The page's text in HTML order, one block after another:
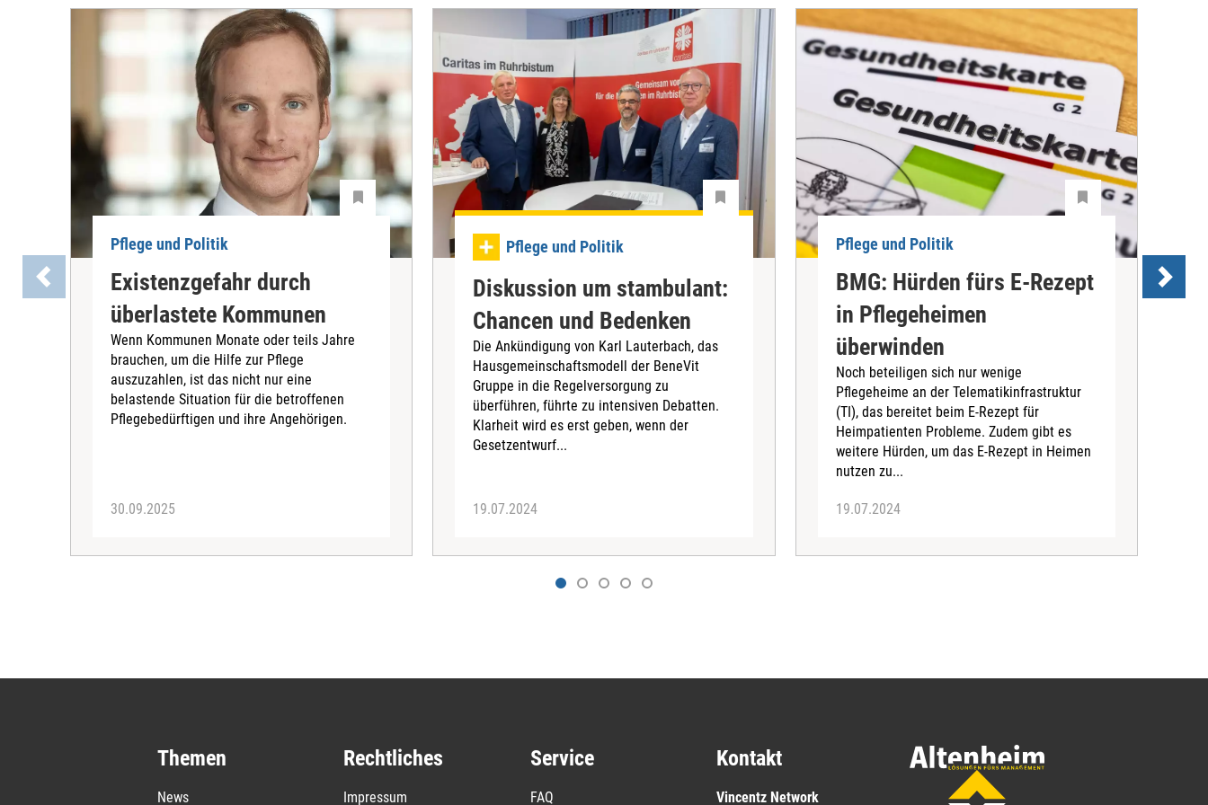
Pflege und Politik
Existenzgefahr durch
überlastete Kommunen
Wenn Kommunen Monate oder teils Jahre
brauchen, um die Hilfe zur Pflege
auszuzahlen, ist das nicht nur eine
belastende Situation für die betroffenen
Pflegebedürftigen und ihre Angehörigen.
30.09.2025
Pflege und Politik
Diskussion um stambulant:
Chancen und Bedenken
Die Ankündigung von Karl Lauterbach, das
Hausgemeinschaftsmodell der BeneVit
Gruppe in die Regelversorgung zu
überführen, führte zu intensiven Debatten.
Klarheit wird es erst geben, wenn der
Gesetzentwurf...
19.07.2024
Pflege und Politik
BMG: Hürden fürs E-Rezept
in Pflegeheimen
überwinden
Noch beteiligen sich nur wenige
Pflegeheime an der Telematikinfrastruktur
(TI), das bereitet beim E-Rezept für
Heimpatienten Probleme. Zudem gibt es
weitere Hürden, um das E-Rezept in Heimen
nutzen zu...
19.07.2024
Themen
News
Rechtliches
Impressum
Service
FAQ
Kontakt
Vincentz Network